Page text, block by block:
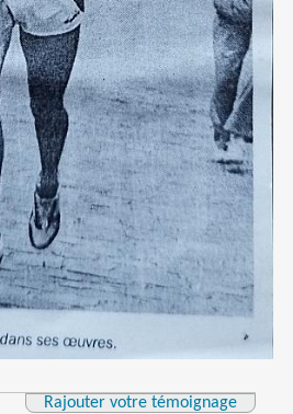
Rajouter votre témoignage